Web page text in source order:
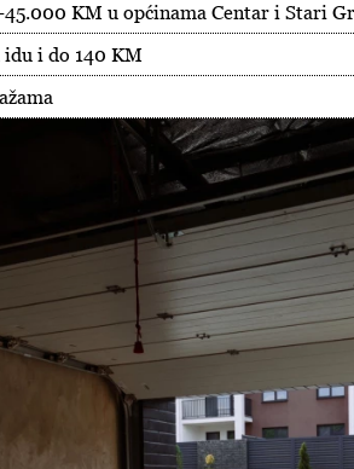
KM u općinama Centar i Stari
idu i do 140 KM